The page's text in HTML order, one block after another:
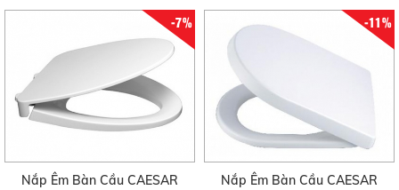
-7%
Nắp Êm Bàn Cầu CAESAR
-11%
Nắp Êm Bàn Cầu CAESAR